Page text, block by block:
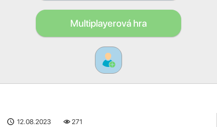
Multiplayerová hra
12.08.2023 271